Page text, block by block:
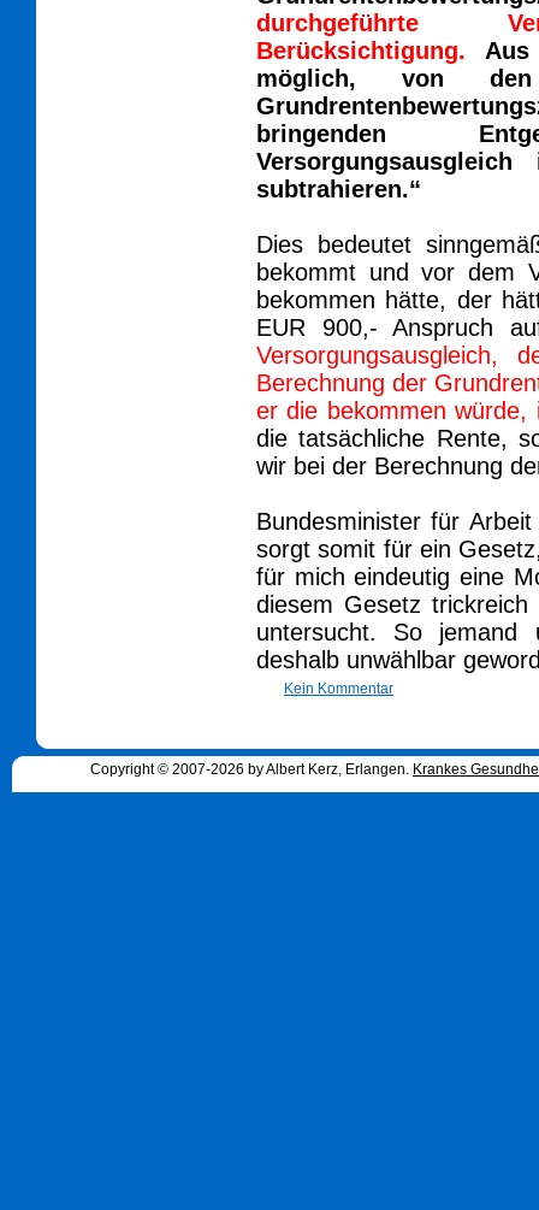
durchgeführte
Berücksichtigung. Aus
möglich, von
bringenden
subtrahieren.“
Dies bedeutet
bekommt und vor dem
bekommen hätte, der
EUR 900,- Anspruch
Berechnung der
er die bekommen
die tatsächliche Rente,
wir bei der Berechnung
Bundesminister für
sorgt somit für ein
für mich eindeutig eine
diesem Gesetz
untersucht. So
deshalb unwählbar
Kein Kommentar
Copyright © 2007-2026 by Albert Kerz, Erlangen. Krankes